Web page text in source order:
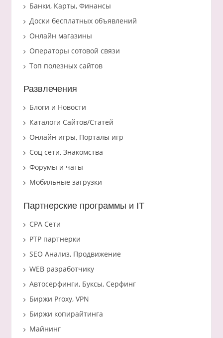
Банки, Карты, Финансы
Доски бесплатных объявлений
Онлайн магазины
Операторы сотовой связи
Топ полезных сайтов
Развлечения
Блоги и Новости
Каталоги Сайтов/Статей
Онлайн игры, Порталы игр
Соц сети, Знакомства
Форумы и чаты
Мобильные загрузки
Партнерские программы и IT
CPA Сети
PTP партнерки
SEO Анализ, Продвижение
WEB разработчику
Автосерфинги, Буксы, Серфинг
Биржи Proxy, VPN
Биржи копирайтинга
Майнинг